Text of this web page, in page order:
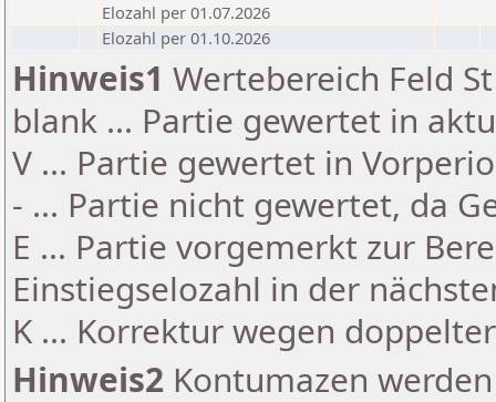
Elozahl per 01.07.2026
Elozahl per 01.10.2026
Hinweis1 Wertebereich Feld
blank ... Partie gewertet in
V ... Partie gewertet in
- ... Partie nicht gewertet, da
E ... Partie vorgemerkt zur
Einstiegselozahl in der
K ... Korrektur wegen
Hinweis2 Kontumazen